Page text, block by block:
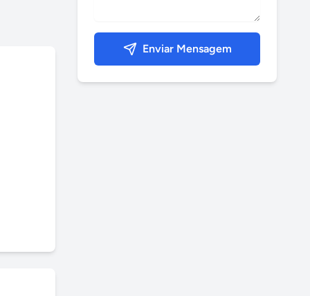
Enviar Mensagem